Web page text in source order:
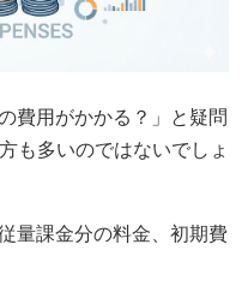
費用がかかる？」と疑問
も多いのではないでしょ
量課金分の料金、初期費